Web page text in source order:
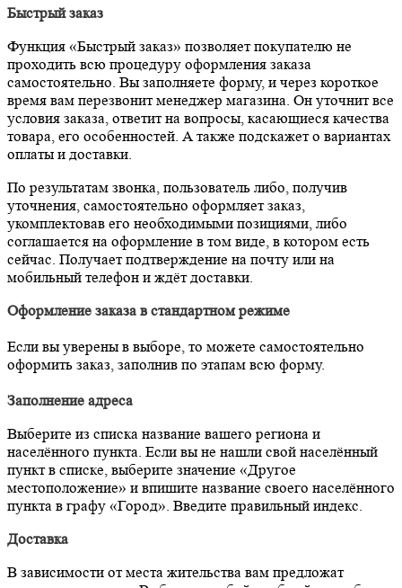
Быстрый заказ
Функция «Быстрый заказ» позволяет покупателю не
проходить всю процедуру оформления заказа
самостоятельно. Вы заполняете форму, и через короткое
время вам перезвонит менеджер магазина. Он уточнит все
условия заказа, ответит на вопросы, касающиеся качества
товара, его особенностей. А также подскажет о вариантах
оплаты и доставки.
По результатам звонка, пользователь либо, получив
уточнения, самостоятельно оформляет заказ,
укомплектовав его необходимыми позициями, либо
соглашается на оформление в том виде, в котором есть
сейчас. Получает подтверждение на почту или на
мобильный телефон и ждёт доставки.
Оформление заказа в стандартном режиме
Если вы уверены в выборе, то можете самостоятельно
оформить заказ, заполнив по этапам всю форму.
Заполнение адреса
Выберите из списка название вашего региона и
населённого пункта. Если вы не нашли свой населённый
пункт в списке, выберите значение «Другое
местоположение» и впишите название своего населённого
пункта в графу «Город». Введите правильный индекс.
Доставка
В зависимости от места жительства вам предложат